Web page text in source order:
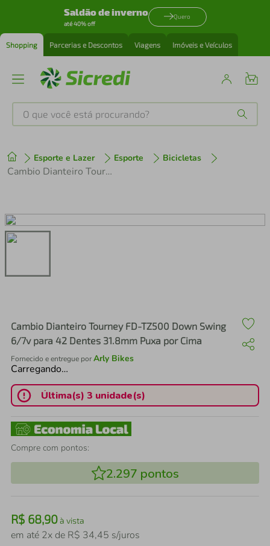
Saldão de inverno
até 40% off
Quero
Shopping Parcerias e Descontos Viagens Imóveis e Veículos
O que você está procurando?
Esporte e Lazer Esporte Bicicletas
Cambio Dianteiro Tourney FD-TZ500 Down Swing 6/7v para 42 Dentes 31.8mm Puxa por Cima
Cambio Dianteiro Tourney FD-TZ500 Down Swing
6/7v para 42 Dentes 31.8mm Puxa por Cima
Fornecido e entregue porArly Bikes
Carregando…
Última(s) 3 unidade(s)
Compre com pontos:
2.297 pontos
R$ 68,90à vista
em até 2x de R$ 34,45 s/juros
1º tenis